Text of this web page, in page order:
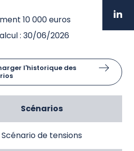
10 000 euros
: 30/06/2026
l'historique des
Scénarios
Scénario de tensions